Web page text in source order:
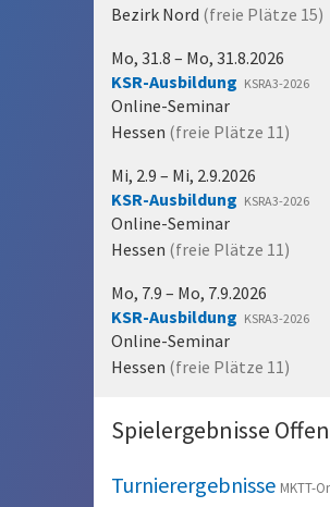
Bezirk Nord (freie Plätze 15)
Mo, 31.8 – Mo, 31.8.2026
KSR-Ausbildung KSRA3-2026
Online-Seminar
Hessen (freie Plätze 11)
Mi, 2.9 – Mi, 2.9.2026
KSR-Ausbildung KSRA3-2026
Online-Seminar
Hessen (freie Plätze 11)
Mo, 7.9 – Mo, 7.9.2026
KSR-Ausbildung KSRA3-2026
Online-Seminar
Hessen (freie Plätze 11)
Spielergebnisse
Turnierergebnisse MKTT-